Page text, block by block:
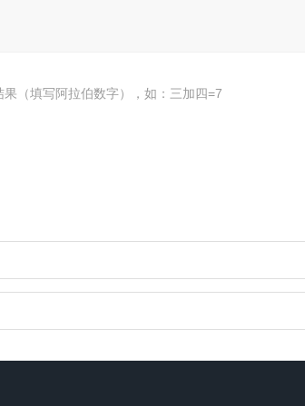
果（填写阿拉伯数字），如：三加四=7